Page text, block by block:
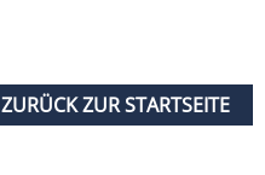
ZURÜCK ZUR STARTSEITE